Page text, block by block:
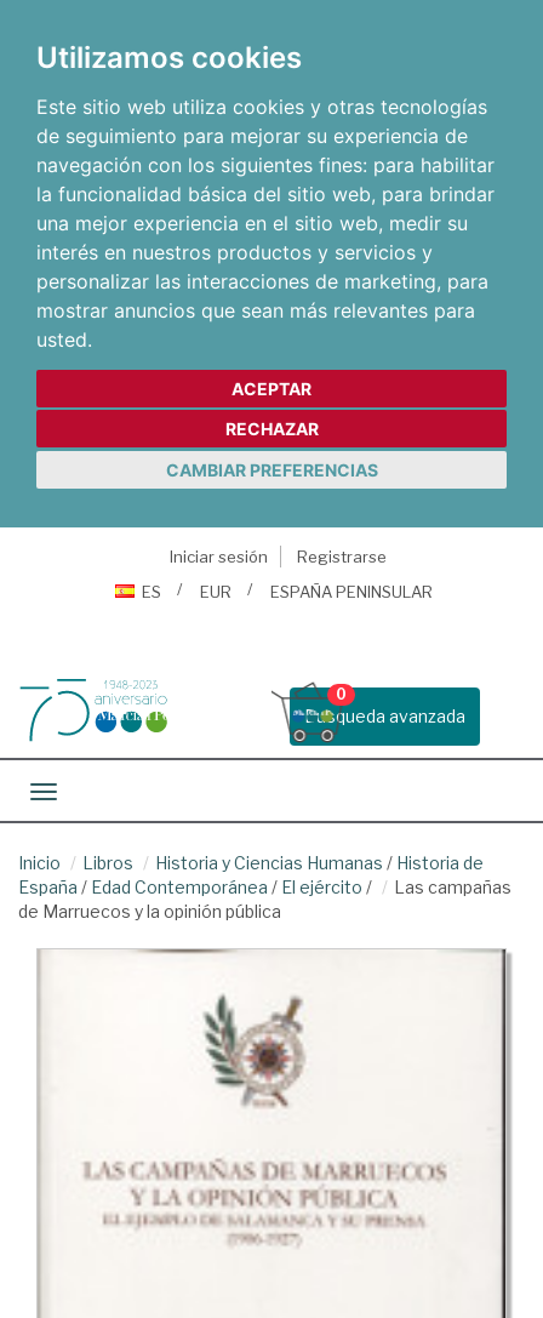
Utilizamos cookies
Este sitio web utiliza cookies y otras tecnologías
de seguimiento para mejorar su experiencia de
navegación con los siguientes fines: para habilitar
la funcionalidad básica del sitio web, para brindar
una mejor experiencia en el sitio web, medir su
interés en nuestros productos y servicios y
personalizar las interacciones de marketing, para
mostrar anuncios que sean más relevantes para
usted.
ACEPTAR
RECHAZAR
CAMBIAR PREFERENCIAS
Iniciar sesión
Registrarse
ES
EUR ESPAÑA PENINSULAR
Busqueda avanzada
0
Toggle navigation
Inicio Libros Historia y Ciencias Humanas / Historia de
España / Edad Contemporánea / El ejército /
Las campañas
de Marruecos y la opinión pública